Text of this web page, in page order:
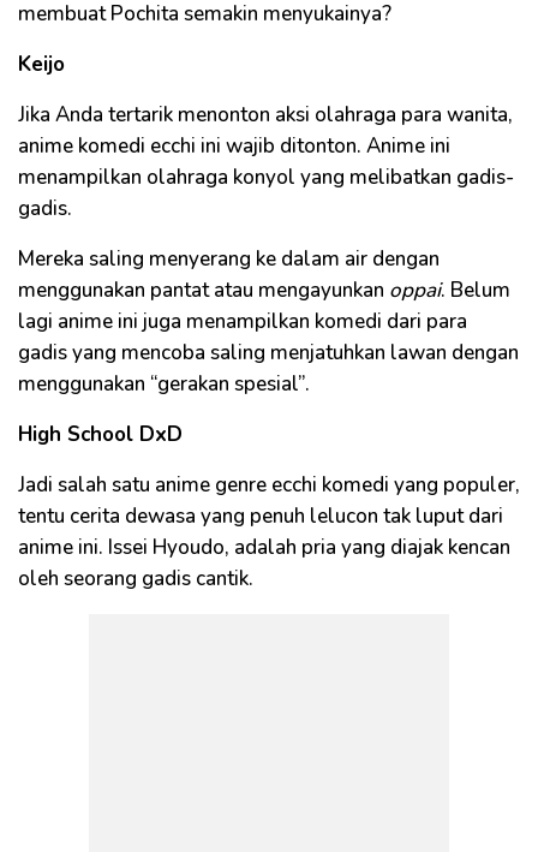
membuat Pochita semakin menyukainya?
Keijo
Jika Anda tertarik menonton aksi olahraga para wanita,
anime komedi ecchi ini wajib ditonton. Anime ini
menampilkan olahraga konyol yang melibatkan gadis-
gadis.
Mereka saling menyerang ke dalam air dengan
menggunakan pantat atau mengayunkan oppai. Belum
lagi anime ini juga menampilkan komedi dari para
gadis yang mencoba saling menjatuhkan lawan dengan
menggunakan “gerakan spesial”.
High School DxD
Jadi salah satu anime genre ecchi komedi yang populer,
tentu cerita dewasa yang penuh lelucon tak luput dari
anime ini. Issei Hyoudo, adalah pria yang diajak kencan
oleh seorang gadis cantik.